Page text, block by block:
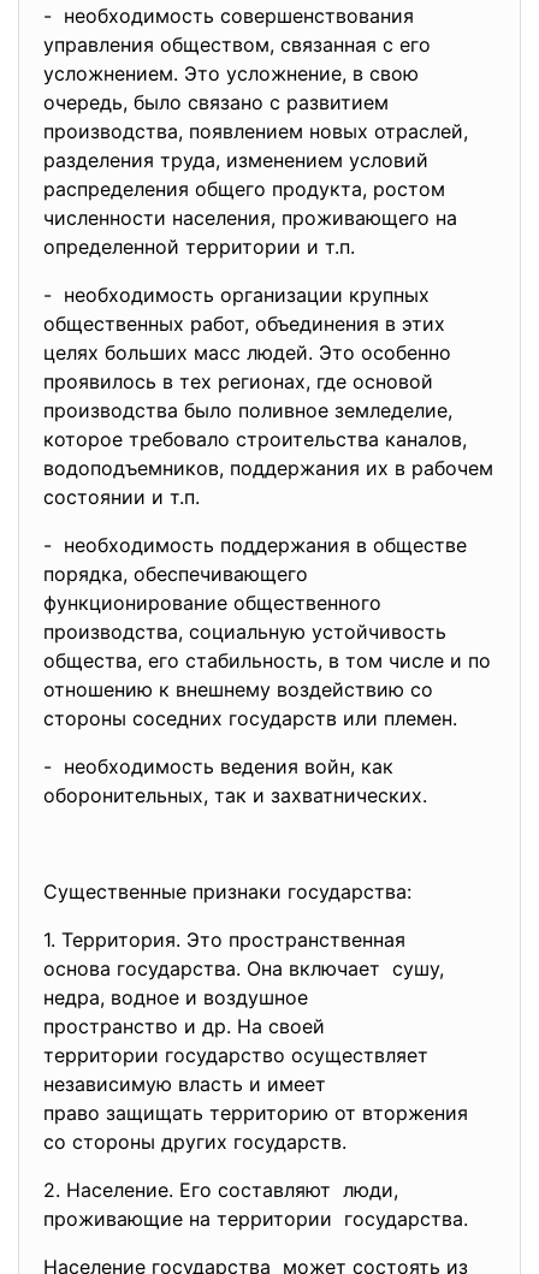
- необходимость совершенствования
управления обществом, связанная с его
усложнением. Это усложнение, в свою
очередь, было связано с развитием
производства, появлением новых отраслей,
разделения труда, изменением условий
распределения общего продукта, ростом
численности населения, проживающего на
определенной территории и т.п.
- необходимость организации крупных
общественных работ, объединения в этих
целях больших масс людей. Это особенно
проявилось в тех регионах, где основой
производства было поливное земледелие,
которое требовало строительства каналов,
водоподъемников, поддержания их в рабочем
состоянии и т.п.
- необходимость поддержания в обществе
порядка, обеспечивающего
функционирование общественного
производства, социальную устойчивость
общества, его стабильность, в том числе и по
отношению к внешнему воздействию со
стороны соседних государств или племен.
- необходимость ведения войн, как
оборонительных, так и захватнических.
Существенные признаки государства:
1. Территория. Это пространственная
основа государства. Она включает сушу,
недра, водное и воздушное
пространство и др. На своей
территории государство осуществляет
независимую власть и имеет
право защищать территорию от вторжения
со стороны других государств.
2. Население. Его составляют люди,
проживающие на территории государства.
Население государства может состоять из